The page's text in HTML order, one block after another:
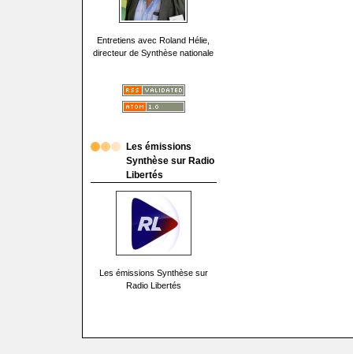
Entretiens avec Roland Hélie,
directeur de Synthèse nationale
Les émissions
Synthèse sur Radio
Libertés
Les émissions Synthèse sur
Radio Libertés